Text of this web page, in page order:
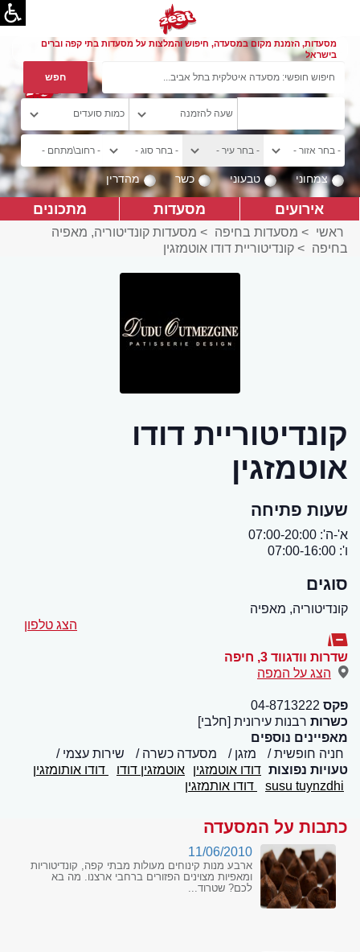
מסעדות, הזמנת מקום במסעדה, חיפוש והמלצות על מסעדות בתי קפה וברים
בישראל
צמחוני טבעוני כשר מהדרין
אירועים מסעדות מתכונים
ראשי > מסעדות בחיפה > מסעדות קונדיטוריה, מאפיה
בחיפה > קונדיטוריית דודו אוטמזגין
קונדיטוריית דודו
אוטמזגין
שעות פתיחה
א'-ה': 07:00-20:00
ו': 07:00-16:00
סוגים
קונדיטוריה, מאפיה
הצג טלפון
שדרות וודגווד 3 , חיפה
הצג על המפה
פקס 04-8713222
כשרות רבנות עירונית [חלבי]
מאפיינים נוספים
חניה חופשית
מזגן מסעדה כשרה
שירות עצמי
טעויות נפוצות דודו אוטמזגין אוטמזגין דודו
דודו אותומזגין
susu tuynzdhi
דודו אותמזגין
כתבות על המסעדה
11/06/2010
ארבע מנות קינוחים מעולות מבתי קפה, קונדיטוריות
ומאפיות מצוינים הפזורים ברחבי ארצנו. מה בא
לכם? שטרוד...